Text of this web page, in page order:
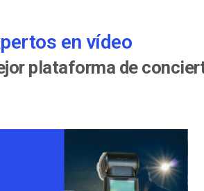
en vídeo
plataforma de